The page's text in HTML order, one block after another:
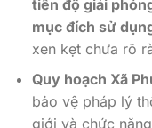
tiến độ giải
mục đích sử
xen kẹt chưa rõ
Quy hoạch Xã
bảo vệ pháp lý
giới và chức